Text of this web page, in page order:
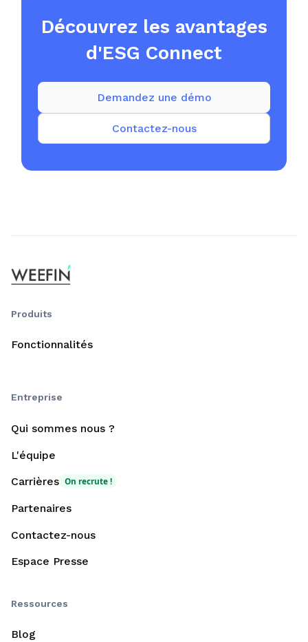
Découvrez les avantages
d'ESG Connect
Contactez-nous
Demandez une démo
Produits
Fonctionnalités
Entreprise
Qui sommes nous ?
L'équipe
Carrières On recrute !
Partenaires
Contactez-nous
Espace Presse
Ressources
Blog